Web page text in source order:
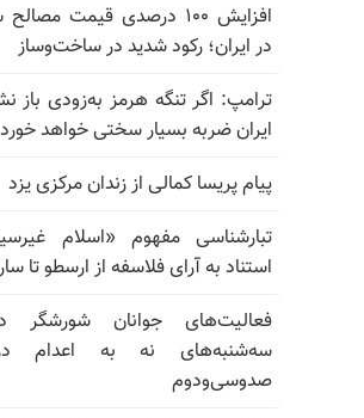
افزایش ۱۰۰ درصدی قیمت
در ایران؛ رکود شدید در ساخت‌وساز
ترامپ: اگر تنگه هرمز به‌زودی باز
ایران ضربه بسیار سختی خواهد خورد
پیام پریسا کمالی از زندان مرکزی یزد
تبارشناسی مفهوم «اسلام
استناد به آرای فلاسفه از ارسطو تا
فعالیت‌های جوانان شورشگر
سه‌شنبه‌های نه به اعدام
صدوسی‌و‌دوم